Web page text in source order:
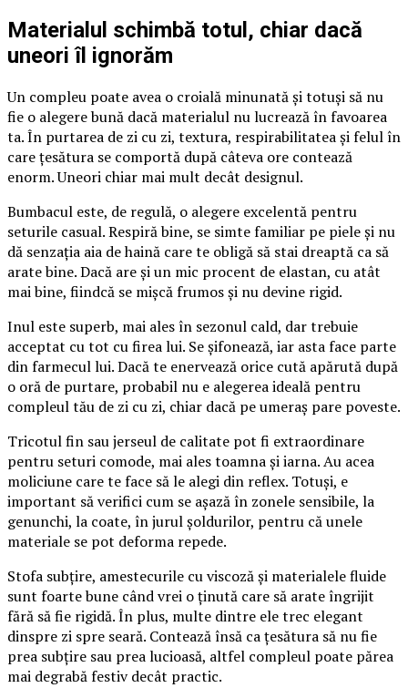
Materialul schimbă totul, chiar dacă
uneori îl ignorăm
Un compleu poate avea o croială minunată și totuși să nu
fie o alegere bună dacă materialul nu lucrează în favoarea
ta. În purtarea de zi cu zi, textura, respirabilitatea și felul în
care țesătura se comportă după câteva ore contează
enorm. Uneori chiar mai mult decât designul.
Bumbacul este, de regulă, o alegere excelentă pentru
seturile casual. Respiră bine, se simte familiar pe piele și nu
dă senzația aia de haină care te obligă să stai dreaptă ca să
arate bine. Dacă are și un mic procent de elastan, cu atât
mai bine, fiindcă se mișcă frumos și nu devine rigid.
Inul este superb, mai ales în sezonul cald, dar trebuie
acceptat cu tot cu firea lui. Se șifonează, iar asta face parte
din farmecul lui. Dacă te enervează orice cută apărută după
o oră de purtare, probabil nu e alegerea ideală pentru
compleul tău de zi cu zi, chiar dacă pe umeraș pare poveste.
Tricotul fin sau jerseul de calitate pot fi extraordinare
pentru seturi comode, mai ales toamna și iarna. Au acea
moliciune care te face să le alegi din reflex. Totuși, e
important să verifici cum se așază în zonele sensibile, la
genunchi, la coate, în jurul șoldurilor, pentru că unele
materiale se pot deforma repede.
Stofa subțire, amestecurile cu viscoză și materialele fluide
sunt foarte bune când vrei o ținută care să arate îngrijit
fără să fie rigidă. În plus, multe dintre ele trec elegant
dinspre zi spre seară. Contează însă ca țesătura să nu fie
prea subțire sau prea lucioasă, altfel compleul poate părea
mai degrabă festiv decât practic.